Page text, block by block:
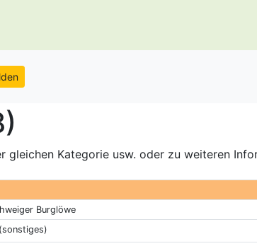
gleichen Kategorie usw. oder zu weiteren
Burglöwe